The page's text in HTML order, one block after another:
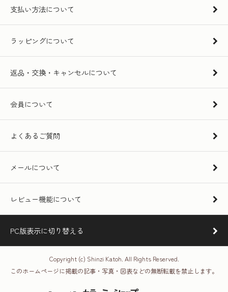
支払い方法について
ラッピングについて
返品・交換・キャンセルについて
会員について
よくあるご質問
メールについて
レビュー機能について
PC版表示に切り替える
Copyright (c) Shinzi Katoh. All Rights Reserved.
このホームページに掲載の記事・写真・図表などの無断転載を禁止します。